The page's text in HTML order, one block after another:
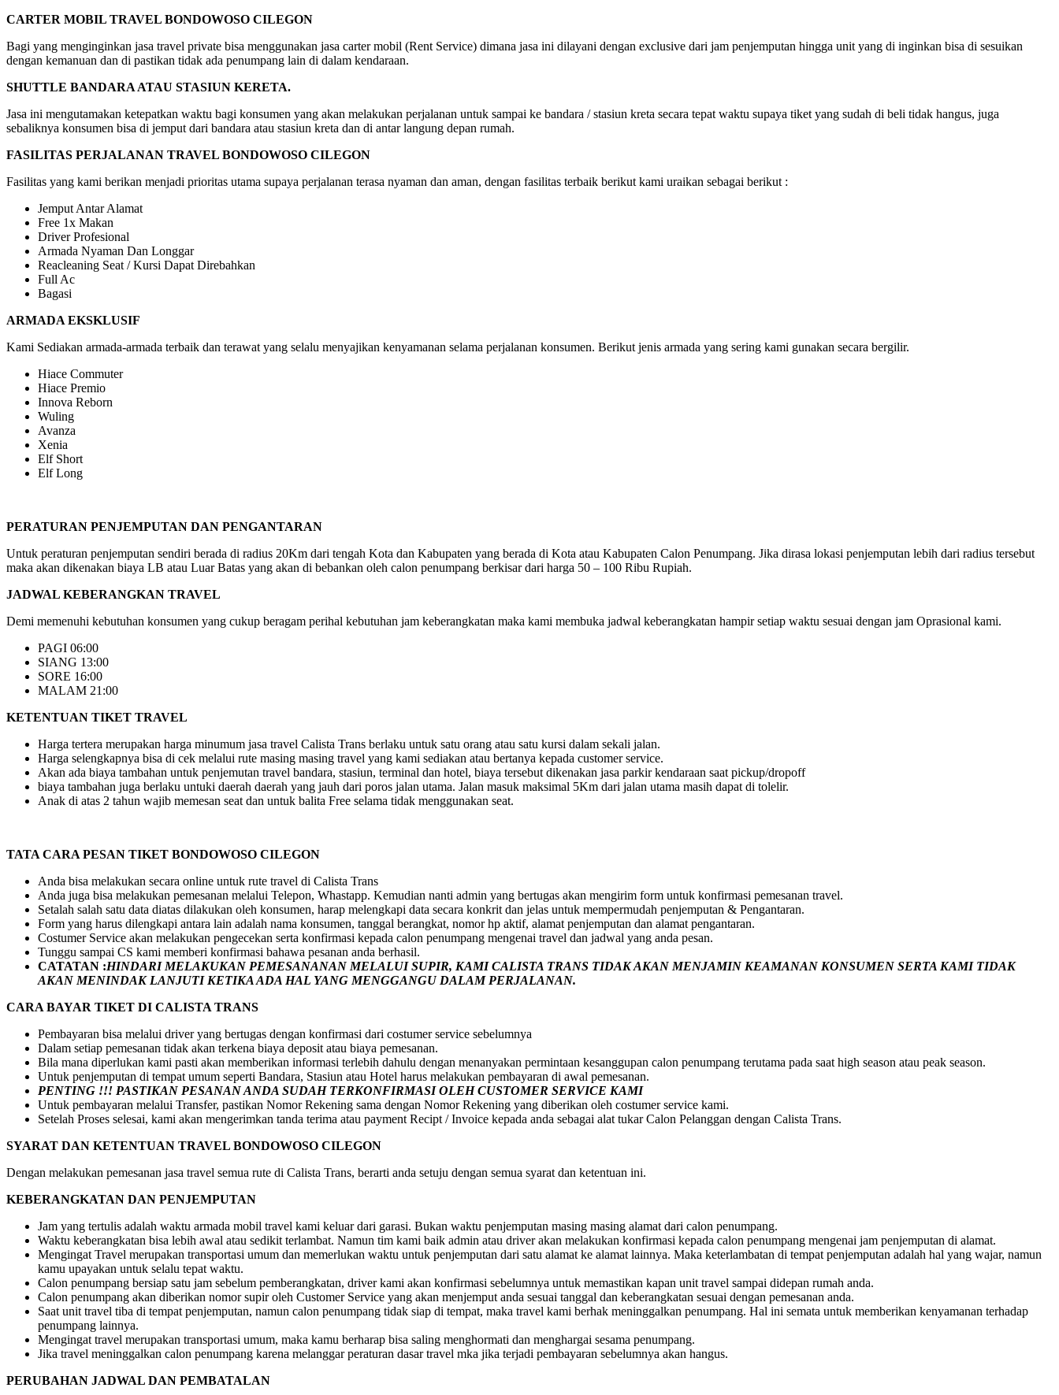
CARTER MOBIL TRAVEL BONDOWOSO CILEGON
Bagi yang menginginkan jasa travel private bisa menggunakan jasa carter mobil (Rent Service) dimana jasa ini dilayani dengan exclusive dari jam penjemputan hingga unit yang di inginkan bisa di sesuikan
dengan kemanuan dan di pastikan tidak ada penumpang lain di dalam kendaraan.
SHUTTLE BANDARA ATAU STASIUN KERETA.
Jasa ini mengutamakan ketepatkan waktu bagi konsumen yang akan melakukan perjalanan untuk sampai ke bandara / stasiun kreta secara tepat waktu supaya tiket yang sudah di beli tidak hangus, juga
sebaliknya konsumen bisa di jemput dari bandara atau stasiun kreta dan di antar langung depan rumah.
FASILITAS PERJALANAN TRAVEL BONDOWOSO CILEGON
Fasilitas yang kami berikan menjadi prioritas utama supaya perjalanan terasa nyaman dan aman, dengan fasilitas terbaik berikut kami uraikan sebagai berikut :
Jemput Antar Alamat
Free 1x Makan
Driver Profesional
Armada Nyaman Dan Longgar
Reacleaning Seat / Kursi Dapat Direbahkan
Full Ac
Bagasi
ARMADA EKSKLUSIF
Kami Sediakan armada-armada terbaik dan terawat yang selalu menyajikan kenyamanan selama perjalanan konsumen. Berikut jenis armada yang sering kami gunakan secara bergilir.
Hiace Commuter
Hiace Premio
Innova Reborn
Wuling
Avanza
Xenia
Elf Short
Elf Long
PERATURAN PENJEMPUTAN DAN PENGANTARAN
Untuk peraturan penjemputan sendiri berada di radius 20Km dari tengah Kota dan Kabupaten yang berada di Kota atau Kabupaten Calon Penumpang. Jika dirasa lokasi penjemputan lebih dari radius tersebut
maka akan dikenakan biaya LB atau Luar Batas yang akan di bebankan oleh calon penumpang berkisar dari harga 50 – 100 Ribu Rupiah.
JADWAL KEBERANGKAN TRAVEL
Demi memenuhi kebutuhan konsumen yang cukup beragam perihal kebutuhan jam keberangkatan maka kami membuka jadwal keberangkatan hampir setiap waktu sesuai dengan jam Oprasional kami.
PAGI 06:00
SIANG 13:00
SORE 16:00
MALAM 21:00
KETENTUAN TIKET TRAVEL
Harga tertera merupakan harga minumum jasa travel Calista Trans berlaku untuk satu orang atau satu kursi dalam sekali jalan.
Harga selengkapnya bisa di cek melalui rute masing masing travel yang kami sediakan atau bertanya kepada customer service.
Akan ada biaya tambahan untuk penjemutan travel bandara, stasiun, terminal dan hotel, biaya tersebut dikenakan jasa parkir kendaraan saat pickup/dropoff
biaya tambahan juga berlaku untuki daerah daerah yang jauh dari poros jalan utama. Jalan masuk maksimal 5Km dari jalan utama masih dapat di tolelir.
Anak di atas 2 tahun wajib memesan seat dan untuk balita Free selama tidak menggunakan seat.
TATA CARA PESAN TIKET BONDOWOSO CILEGON
Anda bisa melakukan secara online untuk rute travel di Calista Trans
Anda juga bisa melakukan pemesanan melalui Telepon, Whastapp. Kemudian nanti admin yang bertugas akan mengirim form untuk konfirmasi pemesanan travel.
Setalah salah satu data diatas dilakukan oleh konsumen, harap melengkapi data secara konkrit dan jelas untuk mempermudah penjemputan & Pengantaran.
Form yang harus dilengkapi antara lain adalah nama konsumen, tanggal berangkat, nomor hp aktif, alamat penjemputan dan alamat pengantaran.
Costumer Service akan melakukan pengecekan serta konfirmasi kepada calon penumpang mengenai travel dan jadwal yang anda pesan.
Tunggu sampai CS kami memberi konfirmasi bahawa pesanan anda berhasil.
CATATAN :HINDARI MELAKUKAN PEMESANANAN MELALUI SUPIR, KAMICALISTA TRANS TIDAK AKAN MENJAMIN KEAMANAN KONSUMEN SERTA KAMI TIDAK
AKAN MENINDAK LANJUTI KETIKA ADA HAL YANG MENGGANGU DALAM PERJALANAN.
CARA BAYAR TIKET DI CALISTA TRANS
Pembayaran bisa melalui driver yang bertugas dengan konfirmasi dari costumer service sebelumnya
Dalam setiap pemesanan tidak akan terkena biaya deposit atau biaya pemesanan.
Bila mana diperlukan kami pasti akan memberikan informasi terlebih dahulu dengan menanyakan permintaan kesanggupan calon penumpang terutama pada saat high season atau peak season.
Untuk penjemputan di tempat umum seperti Bandara, Stasiun atau Hotel harus melakukan pembayaran di awal pemesanan.
PENTING !!! PASTIKAN PESANAN ANDA SUDAH TERKONFIRMASI OLEH CUSTOMER SERVICE KAMI
Untuk pembayaran melalui Transfer, pastikan Nomor Rekening sama dengan Nomor Rekening yang diberikan oleh costumer service kami.
Setelah Proses selesai, kami akan mengerimkan tanda terima atau payment Recipt / Invoice kepada anda sebagai alat tukar Calon Pelanggan dengan Calista Trans.
SYARAT DAN KETENTUAN TRAVEL BONDOWOSO CILEGON
Dengan melakukan pemesanan jasa travel semua rute di Calista Trans, berarti anda setuju dengan semua syarat dan ketentuan ini.
KEBERANGKATAN DAN PENJEMPUTAN
Jam yang tertulis adalah waktu armada mobil travel kami keluar dari garasi. Bukan waktu penjemputan masing masing alamat dari calon penumpang.
Waktu keberangkatan bisa lebih awal atau sedikit terlambat. Namun tim kami baik admin atau driver akan melakukan konfirmasi kepada calon penumpang mengenai jam penjemputan di alamat.
Mengingat Travel merupakan transportasi umum dan memerlukan waktu untuk penjemputan dari satu alamat ke alamat lainnya. Maka keterlambatan di tempat penjemputan adalah hal yang wajar, namun
kamu upayakan untuk selalu tepat waktu.
Calon penumpang bersiap satu jam sebelum pemberangkatan, driver kami akan konfirmasi sebelumnya untuk memastikan kapan unit travel sampai didepan rumah anda.
Calon penumpang akan diberikan nomor supir oleh Customer Service yang akan menjemput anda sesuai tanggal dan keberangkatan sesuai dengan pemesanan anda.
Saat unit travel tiba di tempat penjemputan, namun calon penumpang tidak siap di tempat, maka travel kami berhak meninggalkan penumpang. Hal ini semata untuk memberikan kenyamanan terhadap
penumpang lainnya.
Mengingat travel merupakan transportasi umum, maka kamu berharap bisa saling menghormati dan menghargai sesama penumpang.
Jika travel meninggalkan calon penumpang karena melanggar peraturan dasar travel mka jika terjadi pembayaran sebelumnya akan hangus.
PERUBAHAN JADWAL DAN PEMBATALAN